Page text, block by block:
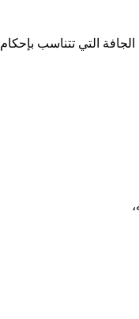
التي تتناسب بإحكام